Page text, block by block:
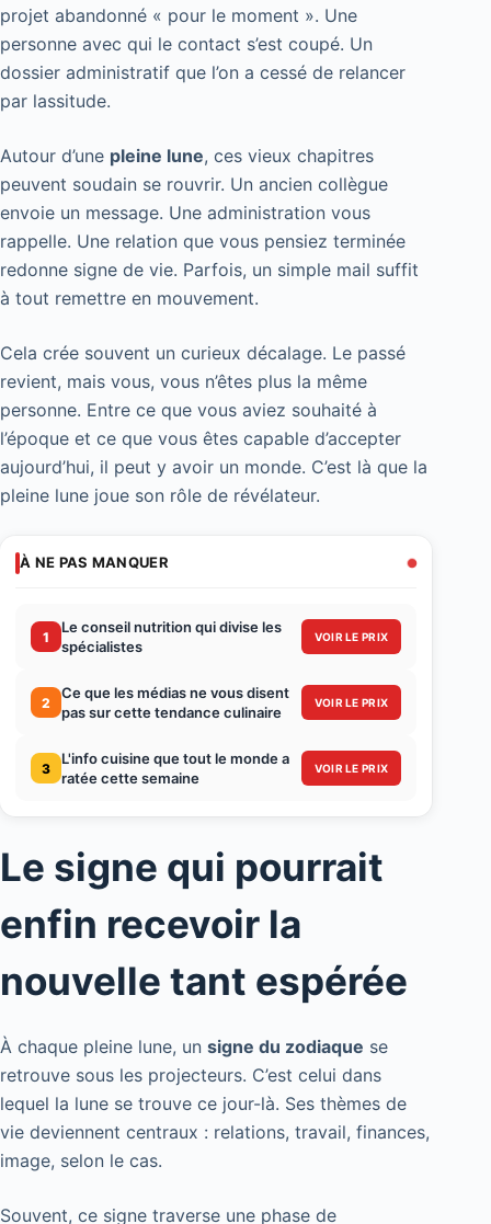
projet abandonné « pour le moment ». Une
personne avec qui le contact s’est coupé. Un
dossier administratif que l’on a cessé de relancer
par lassitude.
Autour d’une pleine lune, ces vieux chapitres
peuvent soudain se rouvrir. Un ancien collègue
envoie un message. Une administration vous
rappelle. Une relation que vous pensiez terminée
redonne signe de vie. Parfois, un simple mail suffit
à tout remettre en mouvement.
Cela crée souvent un curieux décalage. Le passé
revient, mais vous, vous n’êtes plus la même
personne. Entre ce que vous aviez souhaité à
l’époque et ce que vous êtes capable d’accepter
aujourd’hui, il peut y avoir un monde. C’est là que la
pleine lune joue son rôle de révélateur.
À NE PAS MANQUER
1
Le conseil nutrition qui divise les
spécialistes
VOIR LE PRIX
2
Ce que les médias ne vous disent
pas sur cette tendance culinaire
VOIR LE PRIX
3
L'info cuisine que tout le monde a
ratée cette semaine
VOIR LE PRIX
Le signe qui pourrait
enfin recevoir la
nouvelle tant espérée
À chaque pleine lune, un signe du zodiaque se
retrouve sous les projecteurs. C’est celui dans
lequel la lune se trouve ce jour-là. Ses thèmes de
vie deviennent centraux : relations, travail, finances,
image, selon le cas.
Souvent, ce signe traverse une phase de